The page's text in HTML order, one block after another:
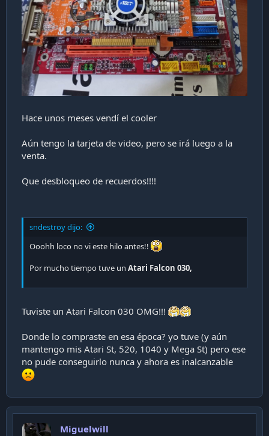
Hace unos meses vendí el cooler
Aún tengo la tarjeta de video, pero se irá luego a la
venta.
Que desbloqueo de recuerdos!!!!
sndestroy dijo:
Ooohh loco no vi este hilo antes!!
Por mucho tiempo tuve un Atari Falcon 030,
Tuviste un Atari Falcon 030 OMG!!!
Donde lo compraste en esa época? yo tuve (y aún
mantengo mis Atari St, 520, 1040 y Mega St) pero ese
no pude conseguirlo nunca y ahora es inalcanzable
Miguelwill